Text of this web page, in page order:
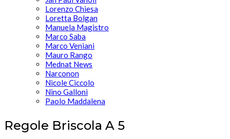
Lorenzo Chiesa
Loretta Bolgan
Manuela Magistro
Marco Saba
Marco Veniani
Mauro Rango
Mednat News
Narconon
Nicole Ciccolo
Nino Galloni
Paolo Maddalena
Regole Briscola A 5